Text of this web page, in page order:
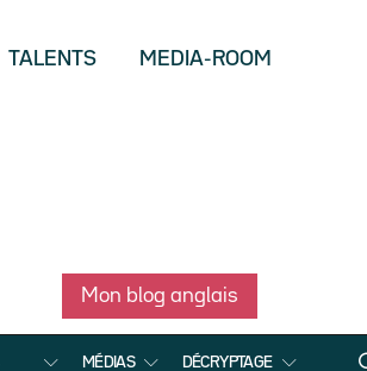
TALENTS MEDIA-ROOM
Mon blog anglais
MÉDIAS DÉCRYPTAGE